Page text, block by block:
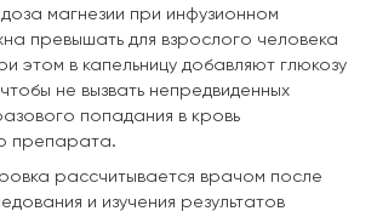
магнезии при инфузионном
превышать для взрослого человека
этом в капельницу добавляют глюкозу
не вызвать непредвиденных
попадания в кровь
препарата.
рассчитывается врачом после
и изучения результатов